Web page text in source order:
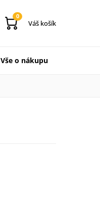
0
Váš košík
Vše o nákupu